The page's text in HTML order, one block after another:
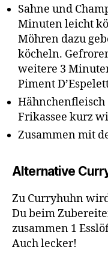
Sahne und
Minuten leicht
Möhren dazu
köcheln.
weitere 3
Piment
Hähnchenfleisch
Frikassee kurz
Zusammen mit
Alternative
Zu Curryhuhn
Du beim
zusammen 1
Auch lecker!